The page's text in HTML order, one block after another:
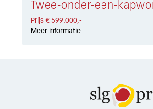
Prijs € 599.000,-
Meer informatie